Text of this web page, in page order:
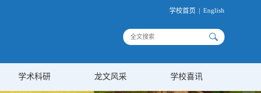
学校首页 | English
学术科研 龙文风采 学校喜讯